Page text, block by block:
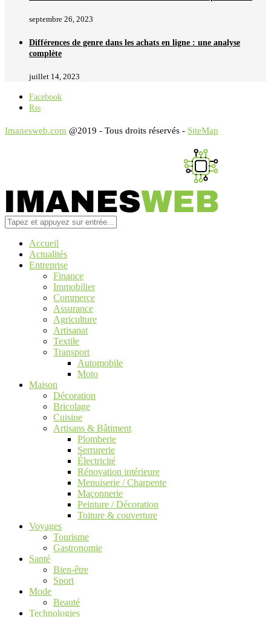
septembre 26, 2023
Différences de genre dans les achats en ligne : une analyse
complète
juillet 14, 2023
Facebook
Rss
Imanesweb.com @2019 - Tous droits réservés - SiteMap
Accueil
Actualités
Entreprise
Finance
Immobilier
Commerce
Assurance
Agriculture
Artisanat
Textile
Transport
Automobile
Moto
Maison
Décoration
Bricolage
Cuisine
Artisans & Bâtiment
Plomberie
Serrurerie
Électricité
Rénovation intérieure
Menuiserie / Charpente
Maçonnerie
Peinture / Décoration
Toiture & couverture
Voyages
Tourisme
Gastronomie
Santé
Bien-être
Sport
Mode
Beauté
Technologies